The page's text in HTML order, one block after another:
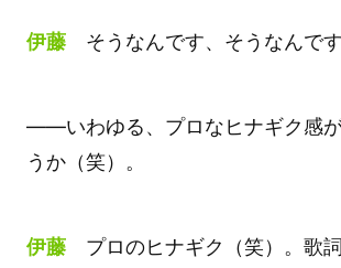
伊藤そうなんです、そうなんです
――いわゆる、プロなヒナギク感
うか（笑）。
伊藤
プロのヒナギク（笑）。歌